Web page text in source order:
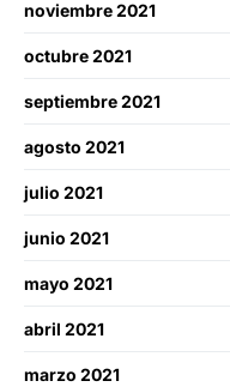
noviembre 2021
octubre 2021
septiembre 2021
agosto 2021
julio 2021
junio 2021
mayo 2021
abril 2021
marzo 2021